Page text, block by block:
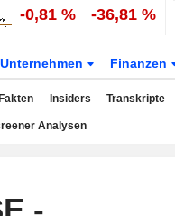
-0,81 % -36,81 %
Unternehmen Finanzen
Insiders Transkripte
Analysen